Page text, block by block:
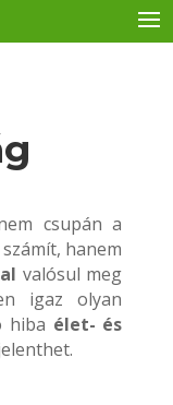
csupán a
hanem
valósul meg
igaz olyan
hiba élet- és